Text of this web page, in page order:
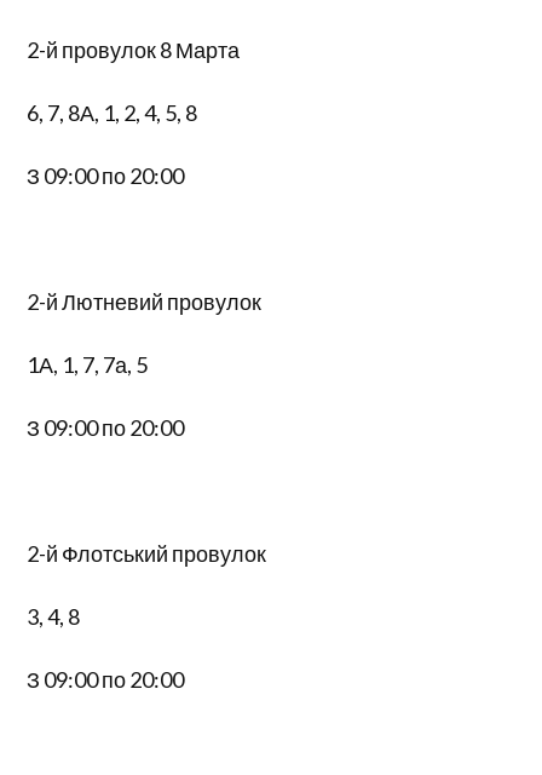
2-й провулок 8 Марта
6, 7, 8А, 1, 2, 4, 5, 8
З 09:00 по 20:00
2-й Лютневий провулок
1А, 1, 7, 7а, 5
З 09:00 по 20:00
2-й Флотський провулок
3, 4, 8
З 09:00 по 20:00